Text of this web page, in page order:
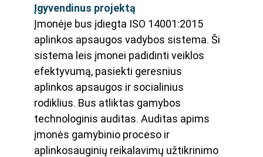
Įgyvendinus projektą
Įmonėje bus įdiegta ISO 14001:2015
aplinkos apsaugos vadybos sistema. Ši
sistema leis įmonei padidinti veiklos
efektyvumą, pasiekti geresnius
aplinkos apsaugos ir socialinius
rodiklius. Bus atliktas gamybos
technologinis auditas. Auditas apims
įmonės gamybinio proceso ir
aplinkosauginių reikalavimų užtikrinimo